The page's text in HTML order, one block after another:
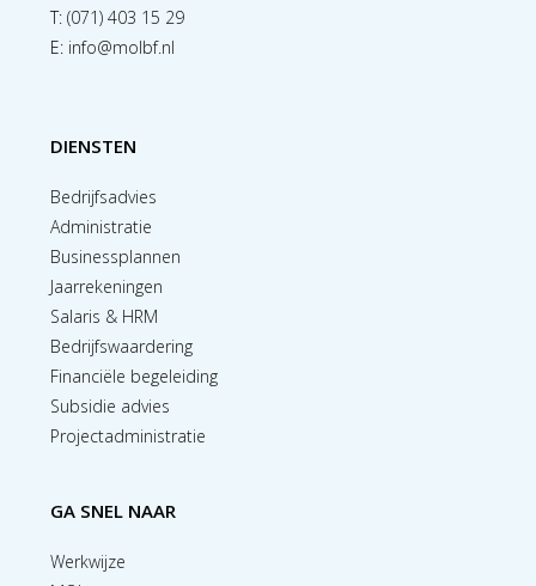
T:(071) 403 15 29
E: info@molbf.nl
DIENSTEN
Bedrijfsadvies
Administratie
Businessplannen
Jaarrekeningen
Salaris & HRM
Bedrijfswaardering
Financiële begeleiding
Subsidie advies
Projectadministratie
GA SNEL NAAR
Werkwijze